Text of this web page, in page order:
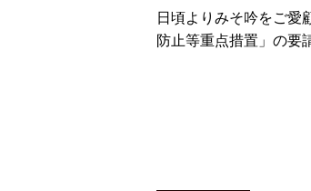
日頃よりみそ吟をご愛
防止等重点措置」の要